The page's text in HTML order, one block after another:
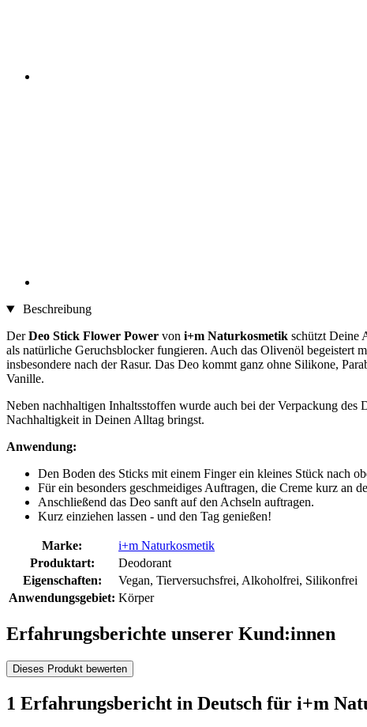
Beschreibung
DerDeo Stick Flower Power von i+m Naturkosmetik schützt Deine
als natürliche Geruchsblocker fungieren. Auch das Olivenöl
insbesondere nach der Rasur. Das Deo kommt ganz ohne Silikone,
Vanille.
Neben nachhaltigen Inhaltsstoffen wurde auch bei der Verpackung
Nachhaltigkeit in Deinen Alltag bringst.
Anwendung:
Den Boden des Sticks mit einem Finger ein kleines Stück nach
Für ein besonders geschmeidiges Auftragen, die Creme kurz an
Anschließend das Deo sanft auf den Achseln auftragen.
Kurz einziehen lassen - und den Tag genießen!
Marke:
i+m Naturkosmetik
Produktart:
Deodorant
Eigenschaften:
Vegan, Tierversuchsfrei, Alkoholfrei, Silikonfrei
Anwendungsgebiet: Körper
Erfahrungsberichte unserer Kund:innen
Dieses Produkt bewerten
1 Erfahrungsbericht in Deutsch für i+m